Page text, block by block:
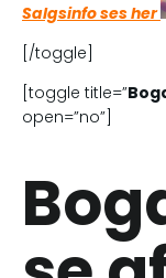
Salgsinfo ses her
[/toggle]
[toggle title=”
open=”no”]